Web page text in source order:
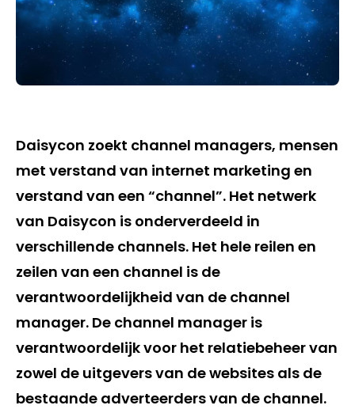
Daisycon zoekt channel managers, mensen
met verstand van internet marketing en
verstand van een “channel”. Het netwerk
van Daisycon is onderverdeeld in
verschillende channels. Het hele reilen en
zeilen van een channel is de
verantwoordelijkheid van de channel
manager. De channel manager is
verantwoordelijk voor het relatiebeheer van
zowel de uitgevers van de websites als de
bestaande adverteerders van de channel.